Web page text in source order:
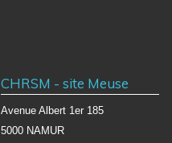
CHRSM - site Meuse
Avenue Albert 1er 185
5000 NAMUR